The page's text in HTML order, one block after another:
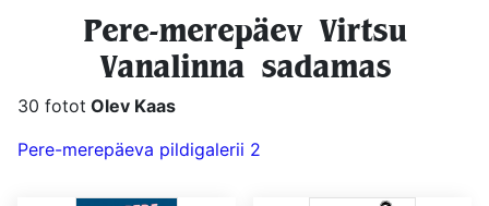
Pere-merepäev Virtsu
Vanalinna sadamas
30 fotot Olev Kaas
Pere-merepäeva pildigalerii 2